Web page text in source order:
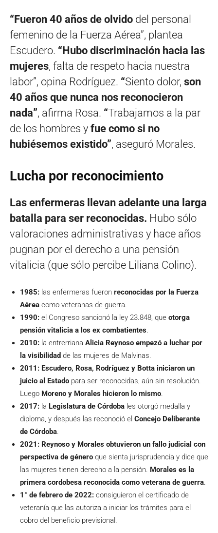
“Fueron 40 años de olvido del personal
femenino de la Fuerza Aérea”, plantea
Escudero. “Hubo discriminación hacia las
mujeres, falta de respeto hacia nuestra
labor”, opina Rodríguez. “Siento dolor, son
40 años que nunca nos reconocieron
nada”, afirma Rosa. “Trabajamos a la par
de los hombres y fue como si no
hubiésemos existido”, aseguró Morales.
Lucha por reconocimiento
Las enfermeras llevan adelante una larga
batalla para ser reconocidas. Hubo sólo
valoraciones administrativas y hace años
pugnan por el derecho a una pensión
vitalicia (que sólo percibe Liliana Colino).
1985: las enfermeras fueron reconocidas por la Fuerza
Aérea como veteranas de guerra.
1990: el Congreso sancionó la ley 23.848, que otorga
pensión vitalicia a los ex combatientes.
2010: la entrerriana Alicia Reynoso empezó a luchar por
la visibilidad de las mujeres de Malvinas.
2011: Escudero, Rosa, Rodríguez y Botta iniciaron un
juicio al Estado para ser reconocidas, aún sin resolución.
Luego Moreno y Morales hicieron lo mismo.
2017: la Legislatura de Córdoba les otorgó medalla y
diploma, y después las reconoció el Concejo Deliberante
de Córdoba.
2021: Reynoso y Morales obtuvieron un fallo judicial con
perspectiva de género que sienta jurisprudencia y dice que
las mujeres tienen derecho a la pensión. Morales es la
primera cordobesa reconocida como veterana de guerra.
1° de febrero de 2022: consiguieron el certificado de
veteranía que las autoriza a iniciar los trámites para el
cobro del beneficio previsional.